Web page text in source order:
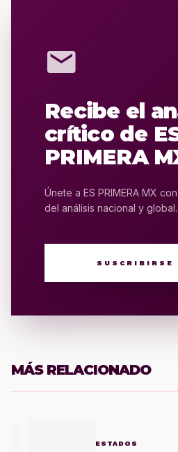
mail
Recibe el
crítico de
PRIMERA
Únete a ES PRIMERA MX
del análisis nacional y global.
SUSCRIBIRSE
MÁS RELACIONADO
ESTADOS